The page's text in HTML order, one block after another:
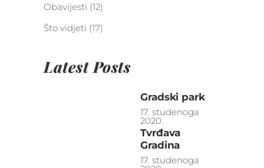
Obavijesti (12)
Što vidjeti (17)
Latest Posts
Gradski park
17. studenoga
2020.
Tvrđava
Gradina
17. studenoga